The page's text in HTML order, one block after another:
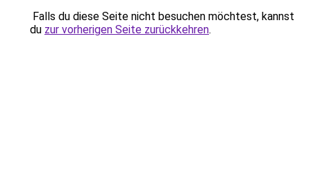
Falls du diese Seite nicht besuchen möchtest, kannst
du zur vorherigen Seite zurückkehren.